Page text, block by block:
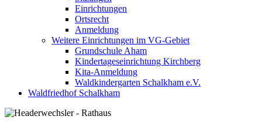
Einrichtungen
Ortsrecht
Anmeldung
Weitere Einrichtungen im VG-Gebiet
Grundschule Aham
Kindertageseinrichtung Kirchberg
Kita-Anmeldung
Waldkindergarten Schalkham e.V.
Waldfriedhof Schalkham